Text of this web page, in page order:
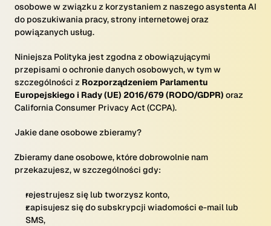
osobowe w związku z korzystaniem z naszego asystenta AI
do poszukiwania pracy, strony internetowej oraz
powiązanych usług.
Niniejsza Polityka jest zgodna z obowiązującymi
przepisami o ochronie danych osobowych, w tym w
szczególności z Rozporządzeniem Parlamentu
Europejskiego i Rady (UE) 2016/679 (RODO/GDPR) oraz
California Consumer Privacy Act (CCPA).
Jakie dane osobowe zbieramy?
Zbieramy dane osobowe, które dobrowolnie nam
przekazujesz, w szczególności gdy:
rejestrujesz się lub tworzysz konto,
zapisujesz się do subskrypcji wiadomości e-mail lub
SMS,